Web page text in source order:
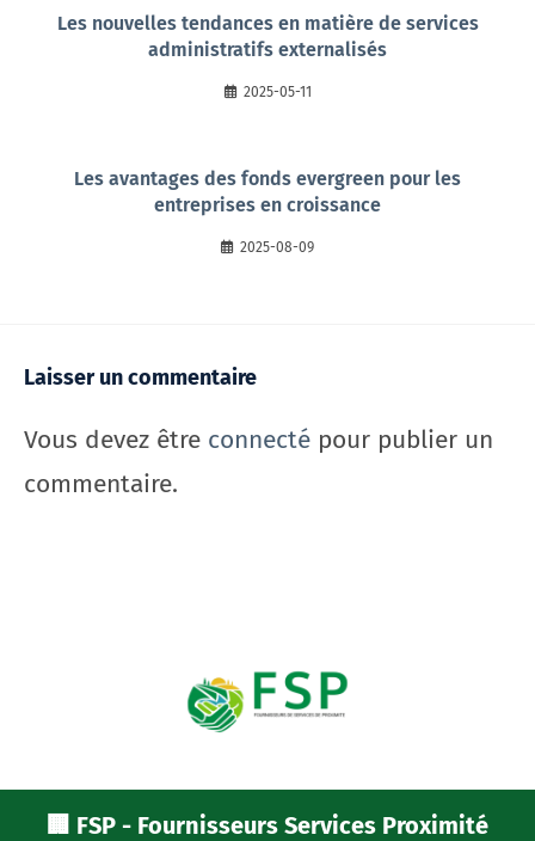
Les nouvelles tendances en matière de services
administratifs externalisés
2025-05-11
Les avantages des fonds evergreen pour les
entreprises en croissance
2025-08-09
Laisser un commentaire
Vous devez être connecté pour publier un
commentaire.
🏢 FSP - Fournisseurs Services Proximité